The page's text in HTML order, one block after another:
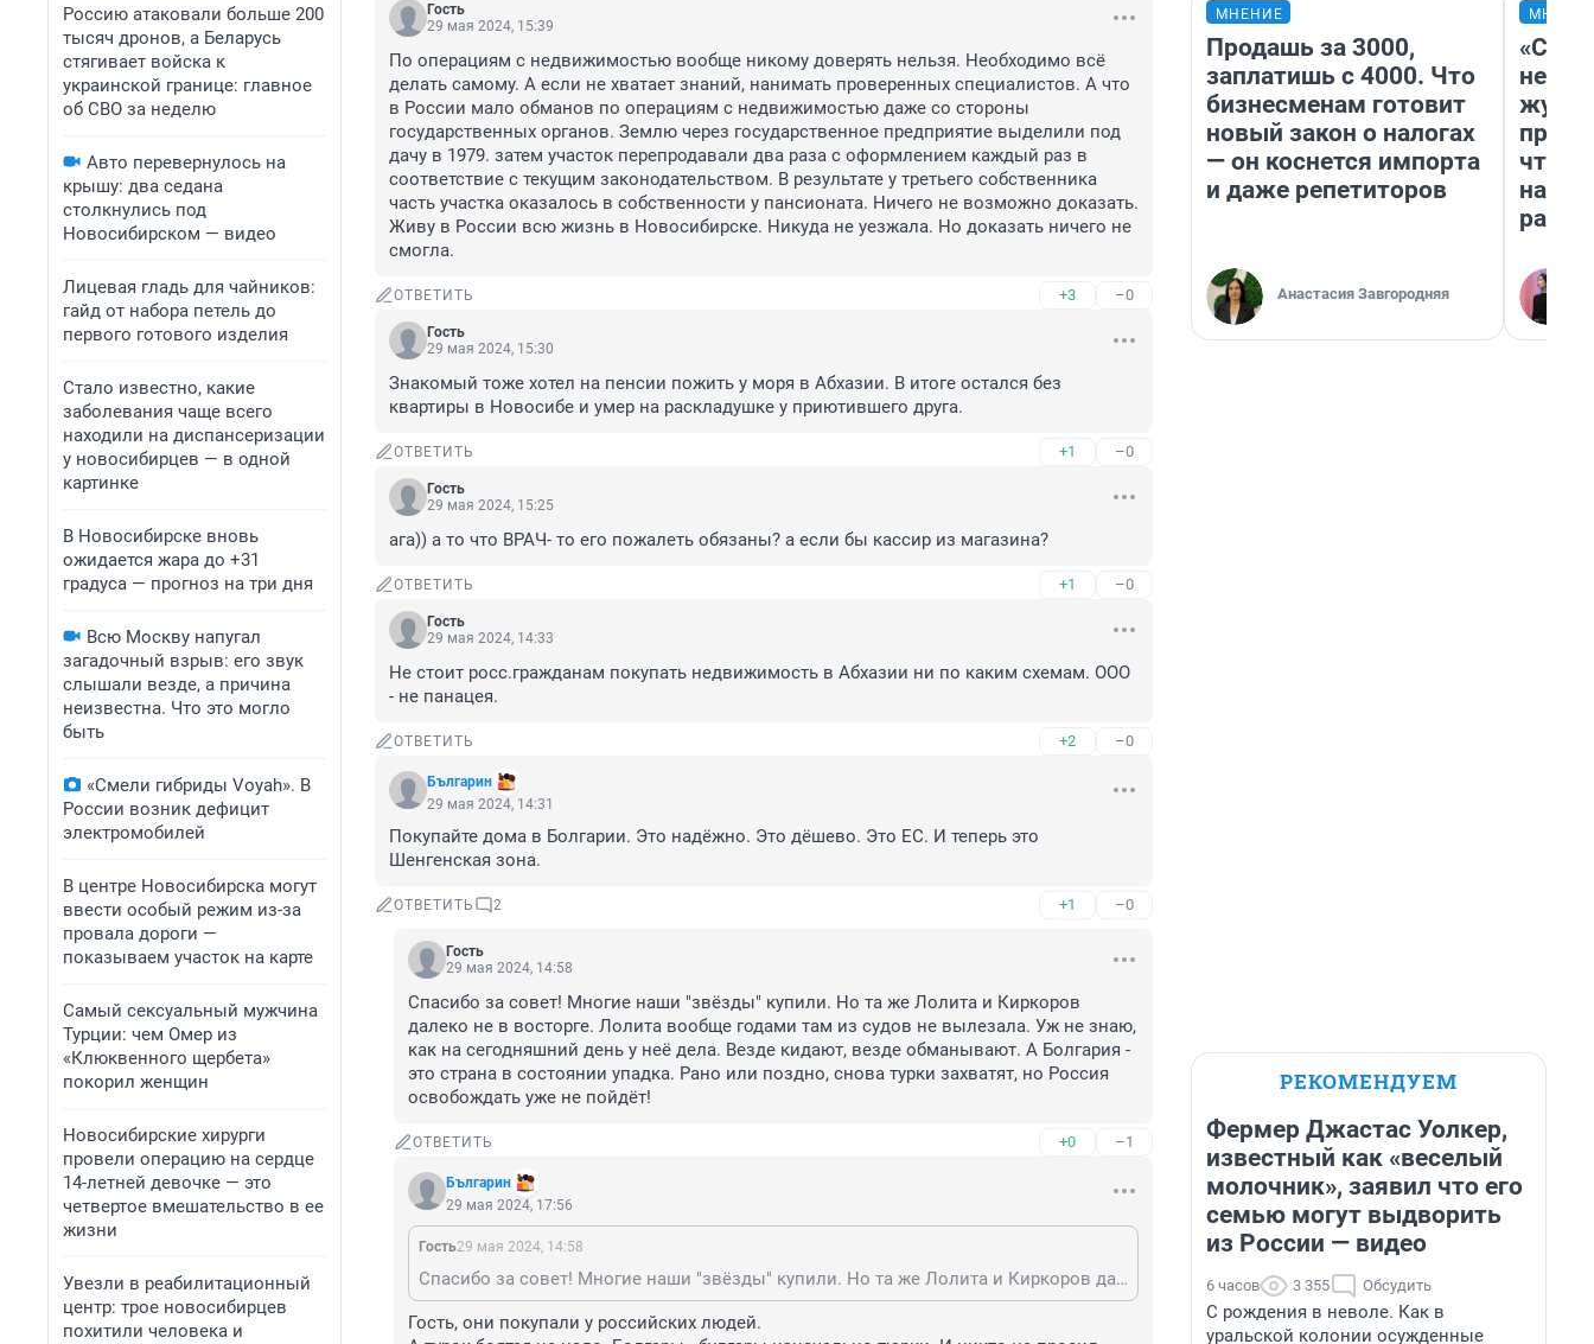
Россию атаковали больше 200
тысяч дронов, а Беларусь
стягивает войска к
украинской границе: главное
об СВО за неделю
Авто перевернулось на
крышу: два седана
столкнулись под
Новосибирском — видео
Лицевая гладь для чайников:
гайд от набора петель до
первого готового изделия
Стало известно, какие
заболевания чаще всего
находили на диспансеризации
у новосибирцев — в одной
картинке
В Новосибирске вновь
ожидается жара до +31
градуса — прогноз на три дня
Всю Москву напугал
загадочный взрыв: его звук
слышали везде, а причина
неизвестна. Что это могло
быть
«Смели гибриды Voyah». В
России возник дефицит
электромобилей
В центре Новосибирска могут
ввести особый режим из-за
провала дороги —
показываем участок на карте
Самый сексуальный мужчина
Турции: чем Омер из
«Клюквенного щербета»
покорил женщин
Новосибирские хирурги
провели операцию на сердце
14-летней девочке — это
четвертое вмешательство в ее
жизни
Увезли в реабилитационный
центр: трое новосибирцев
похитили человека и
Гость
29 мая 2024, 15:39
По операциям с недвижимостью вообще никому доверять нельзя. Необходимо всё
делать самому. А если не хватает знаний, нанимать проверенных специалистов. А что
в России мало обманов по операциям с недвижимостью даже со стороны
государственных органов. Землю через государственное предприятие выделили под
дачу в 1979. затем участок перепродавали два раза с оформлением каждый раз в
соответствие с текущим законодательством. В результате у третьего собственника
часть участка оказалось в собственности у пансионата. Ничего не возможно доказать.
Живу в России всю жизнь в Новосибирске. Никуда не уезжала. Но доказать ничего не
смогла.
ОТВЕТИТЬ +3 –0
Гость
29 мая 2024, 15:30
Знакомый тоже хотел на пенсии пожить у моря в Абхазии. В итоге остался без
квартиры в Новосибе и умер на раскладушке у приютившего друга.
ОТВЕТИТЬ +1 –0
Гость
29 мая 2024, 15:25
ага)) а то что ВРАЧ- то его пожалеть обязаны? а если бы кассир из магазина?
ОТВЕТИТЬ +1 –0
Гость
29 мая 2024, 14:33
Не стоит росс.гражданам покупать недвижимость в Абхазии ни по каким схемам. ООО
- не панацея.
ОТВЕТИТЬ +2 –0
Българин
29 мая 2024, 14:31
Покупайте дома в Болгарии. Это надёжно. Это дёшево. Это ЕС. И теперь это
Шенгенская зона.
ОТВЕТИТЬ 2 +1 –0
Гость
29 мая 2024, 14:58
Спасибо за совет! Многие наши "звёзды" купили. Но та же Лолита и Киркоров
далеко не в восторге. Лолита вообще годами там из судов не вылезала. Уж не знаю,
как на сегодняшний день у неё дела. Везде кидают, везде обманывают. А Болгария -
это страна в состоянии упадка. Рано или поздно, снова турки захватят, но Россия
освобождать уже не пойдёт!
ОТВЕТИТЬ +0 –1
Българин
29 мая 2024, 17:56
Гость29 мая 2024, 14:58
Спасибо за совет! Многие наши "звёзды" купили. Но та же Лолита и Киркоров далеко не в восторге. Лолита вообще годами там из судов не вылезала. Уж не знаю, как на сегодняшний день у неё дела. Везде кидают, везде обманывают. А Болгария - это страна в состоянии упадка. Рано или поздно, снова турки захватят, но Россия освобождать уже не пойдёт!
Гость, они покупали у российских людей.
МНЕНИЕ
Продашь за 3000,
заплатишь с 4000. Что
бизнесменам готовит
новый закон о налогах
— он коснется импорта
и даже репетиторов
Анастасия Завгородняя
на
ради
РЕКОМЕНДУЕМ
Фермер Джастас Уолкер,
известный как «веселый
молочник», заявил что его
семью могут выдворить
из России — видео
6 часов 3 355 Обсудить
С рождения в неволе. Как в
уральской колонии осужденные